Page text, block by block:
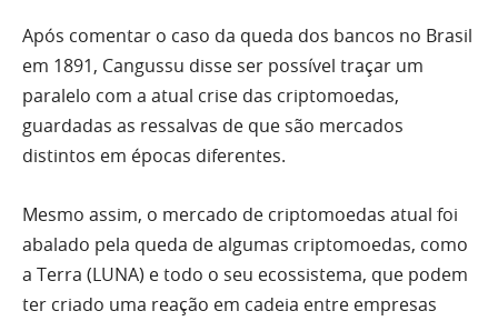
Após comentar o caso da queda dos bancos no Brasil
em 1891, Cangussu disse ser possível traçar um
paralelo com a atual crise das criptomoedas,
guardadas as ressalvas de que são mercados
distintos em épocas diferentes.
Mesmo assim, o mercado de criptomoedas atual foi
abalado pela queda de algumas criptomoedas, como
a Terra (LUNA) e todo o seu ecossistema, que podem
ter criado uma reação em cadeia entre empresas